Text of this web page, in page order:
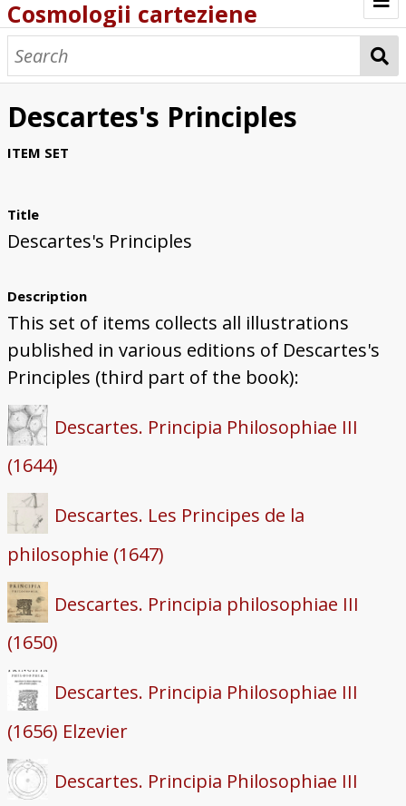
Cosmologii carteziene
Home
Cosmologia carteziană și fizica mozaică
Johannes Amerpoel, Cartesius Mosaizans
(1669)
Adevărurile eterne în gândirea platoniştilor
Descartes și proiectul unei interpretări a
cosmogoniei biblice
Cosmological Illustrations
Project
Descartes's Principles
ITEM SET
Title
Descartes's Principles
Description
This set of items collects all illustrations
published in various editions of Descartes's
Principles (third part of the book):
Descartes. Principia Philosophiae III
(1644)
Descartes. Les Principes de la
philosophie (1647)
Descartes. Principia philosophiae III
(1650)
Descartes. Principia Philosophiae III
(1656) Elzevier
Descartes. Principia Philosophiae III